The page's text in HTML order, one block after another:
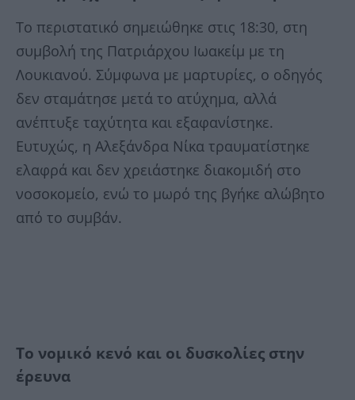
Το περιστατικό σημειώθηκε στις 18:30, στη
συμβολή της Πατριάρχου Ιωακείμ με τη
Λουκιανού. Σύμφωνα με μαρτυρίες, ο οδηγός
δεν σταμάτησε μετά το ατύχημα, αλλά
ανέπτυξε ταχύτητα και εξαφανίστηκε.
Ευτυχώς, η Αλεξάνδρα Νίκα τραυματίστηκε
ελαφρά και δεν χρειάστηκε διακομιδή στο
νοσοκομείο, ενώ το μωρό της βγήκε αλώβητο
από το συμβάν.
Το νομικό κενό και οι δυσκολίες στην
έρευνα